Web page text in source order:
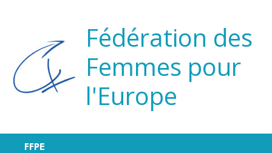
Fédération des
Femmes pour
l'Europe
FFPE